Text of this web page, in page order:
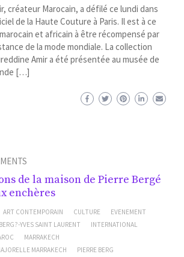
créateur Marocain, a défilé ce lundi dans
de la Haute Couture à Paris. Il est à ce
et africain à être récompensé par
de la mode mondiale. La collection
Amir a été présentée au musée de
[…]
de la maison de Pierre Bergé
enchères
ART CONTEMPORAIN CULTURE
EVENEMENT
YVES SAINT LAURENT
INTERNATIONAL
MARRAKECH
MARRAKECH
PIERRE BERG